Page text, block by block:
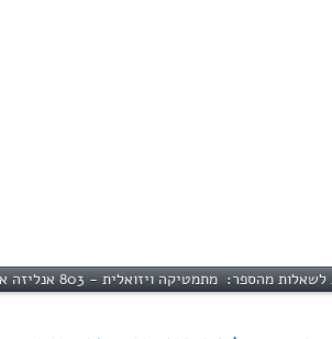
מתמטיקה ויזואלית - 803 אנליזה א' / הוד גלבוע